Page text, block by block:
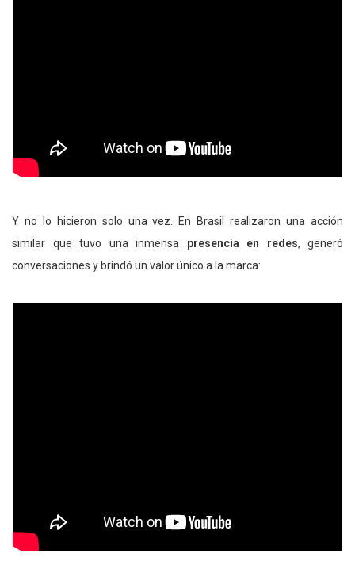
Y no lo hicieron solo una vez. En Brasil realizaron una acción
similar que tuvo una inmensa presencia en redes, generó
conversaciones y brindó un valor único a la marca: